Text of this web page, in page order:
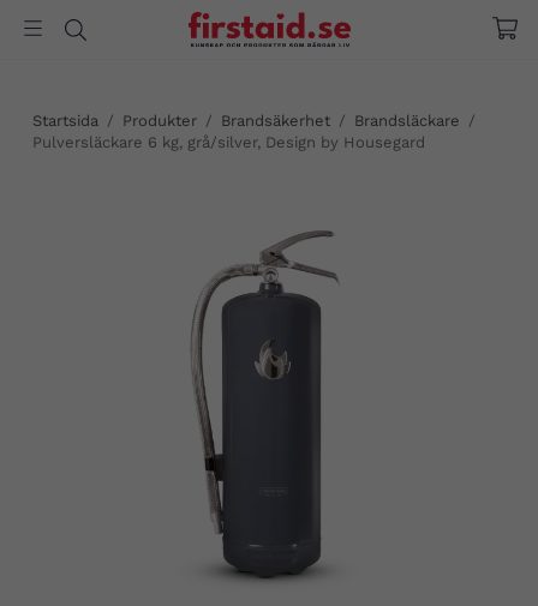
Startsida / Produkter / Brandsäkerhet / Brandsläckare /
Pulversläckare 6 kg, grå/silver, Design by Housegard